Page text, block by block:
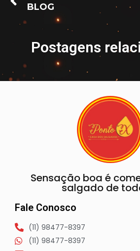
BLOG
Postagens
Sensação boa é
salgado de
Fale Conosco
(11) 98477-8397
(11) 98477-8397